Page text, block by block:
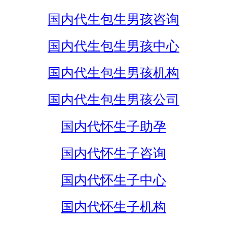
国内代生包生男孩咨询
国内代生包生男孩中心
国内代生包生男孩机构
国内代生包生男孩公司
国内代怀生子助孕
国内代怀生子咨询
国内代怀生子中心
国内代怀生子机构